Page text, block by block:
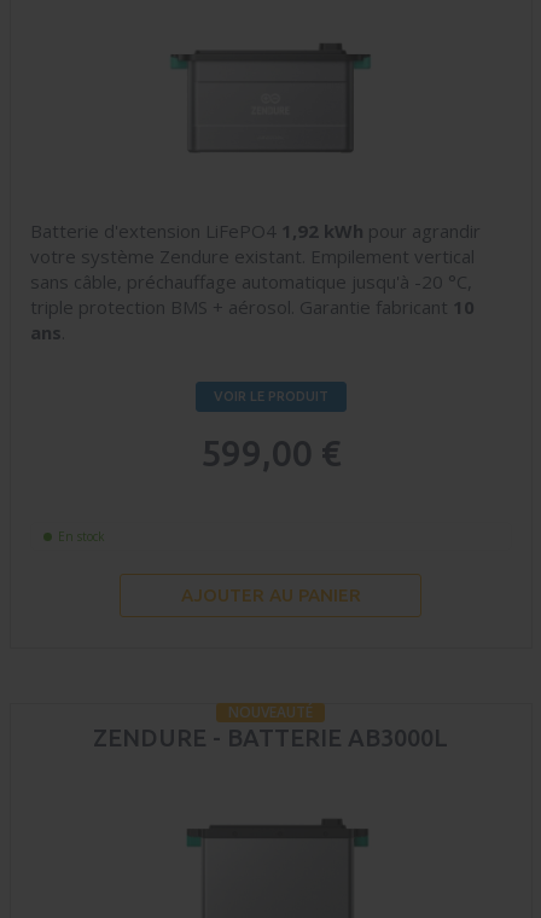
Batterie d'extension LiFePO41,92 kWh pour agrandir
votre système Zendure existant. Empilement vertical
sans câble, préchauffage automatique jusqu'à -20 °C,
triple protection BMS + aérosol. Garantie fabricant 10
ans
VOIR LE PRODUIT
599,00 €
En stock
AJOUTER AU PANIER
NOUVEAUTÉ
ZENDURE - BATTERIE AB3000L